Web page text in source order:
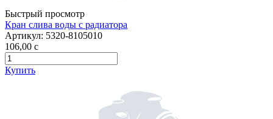
Быстрый просмотр
Кран слива воды с радиатора
Артикул: 5320-8105010
106,00 c
Купить